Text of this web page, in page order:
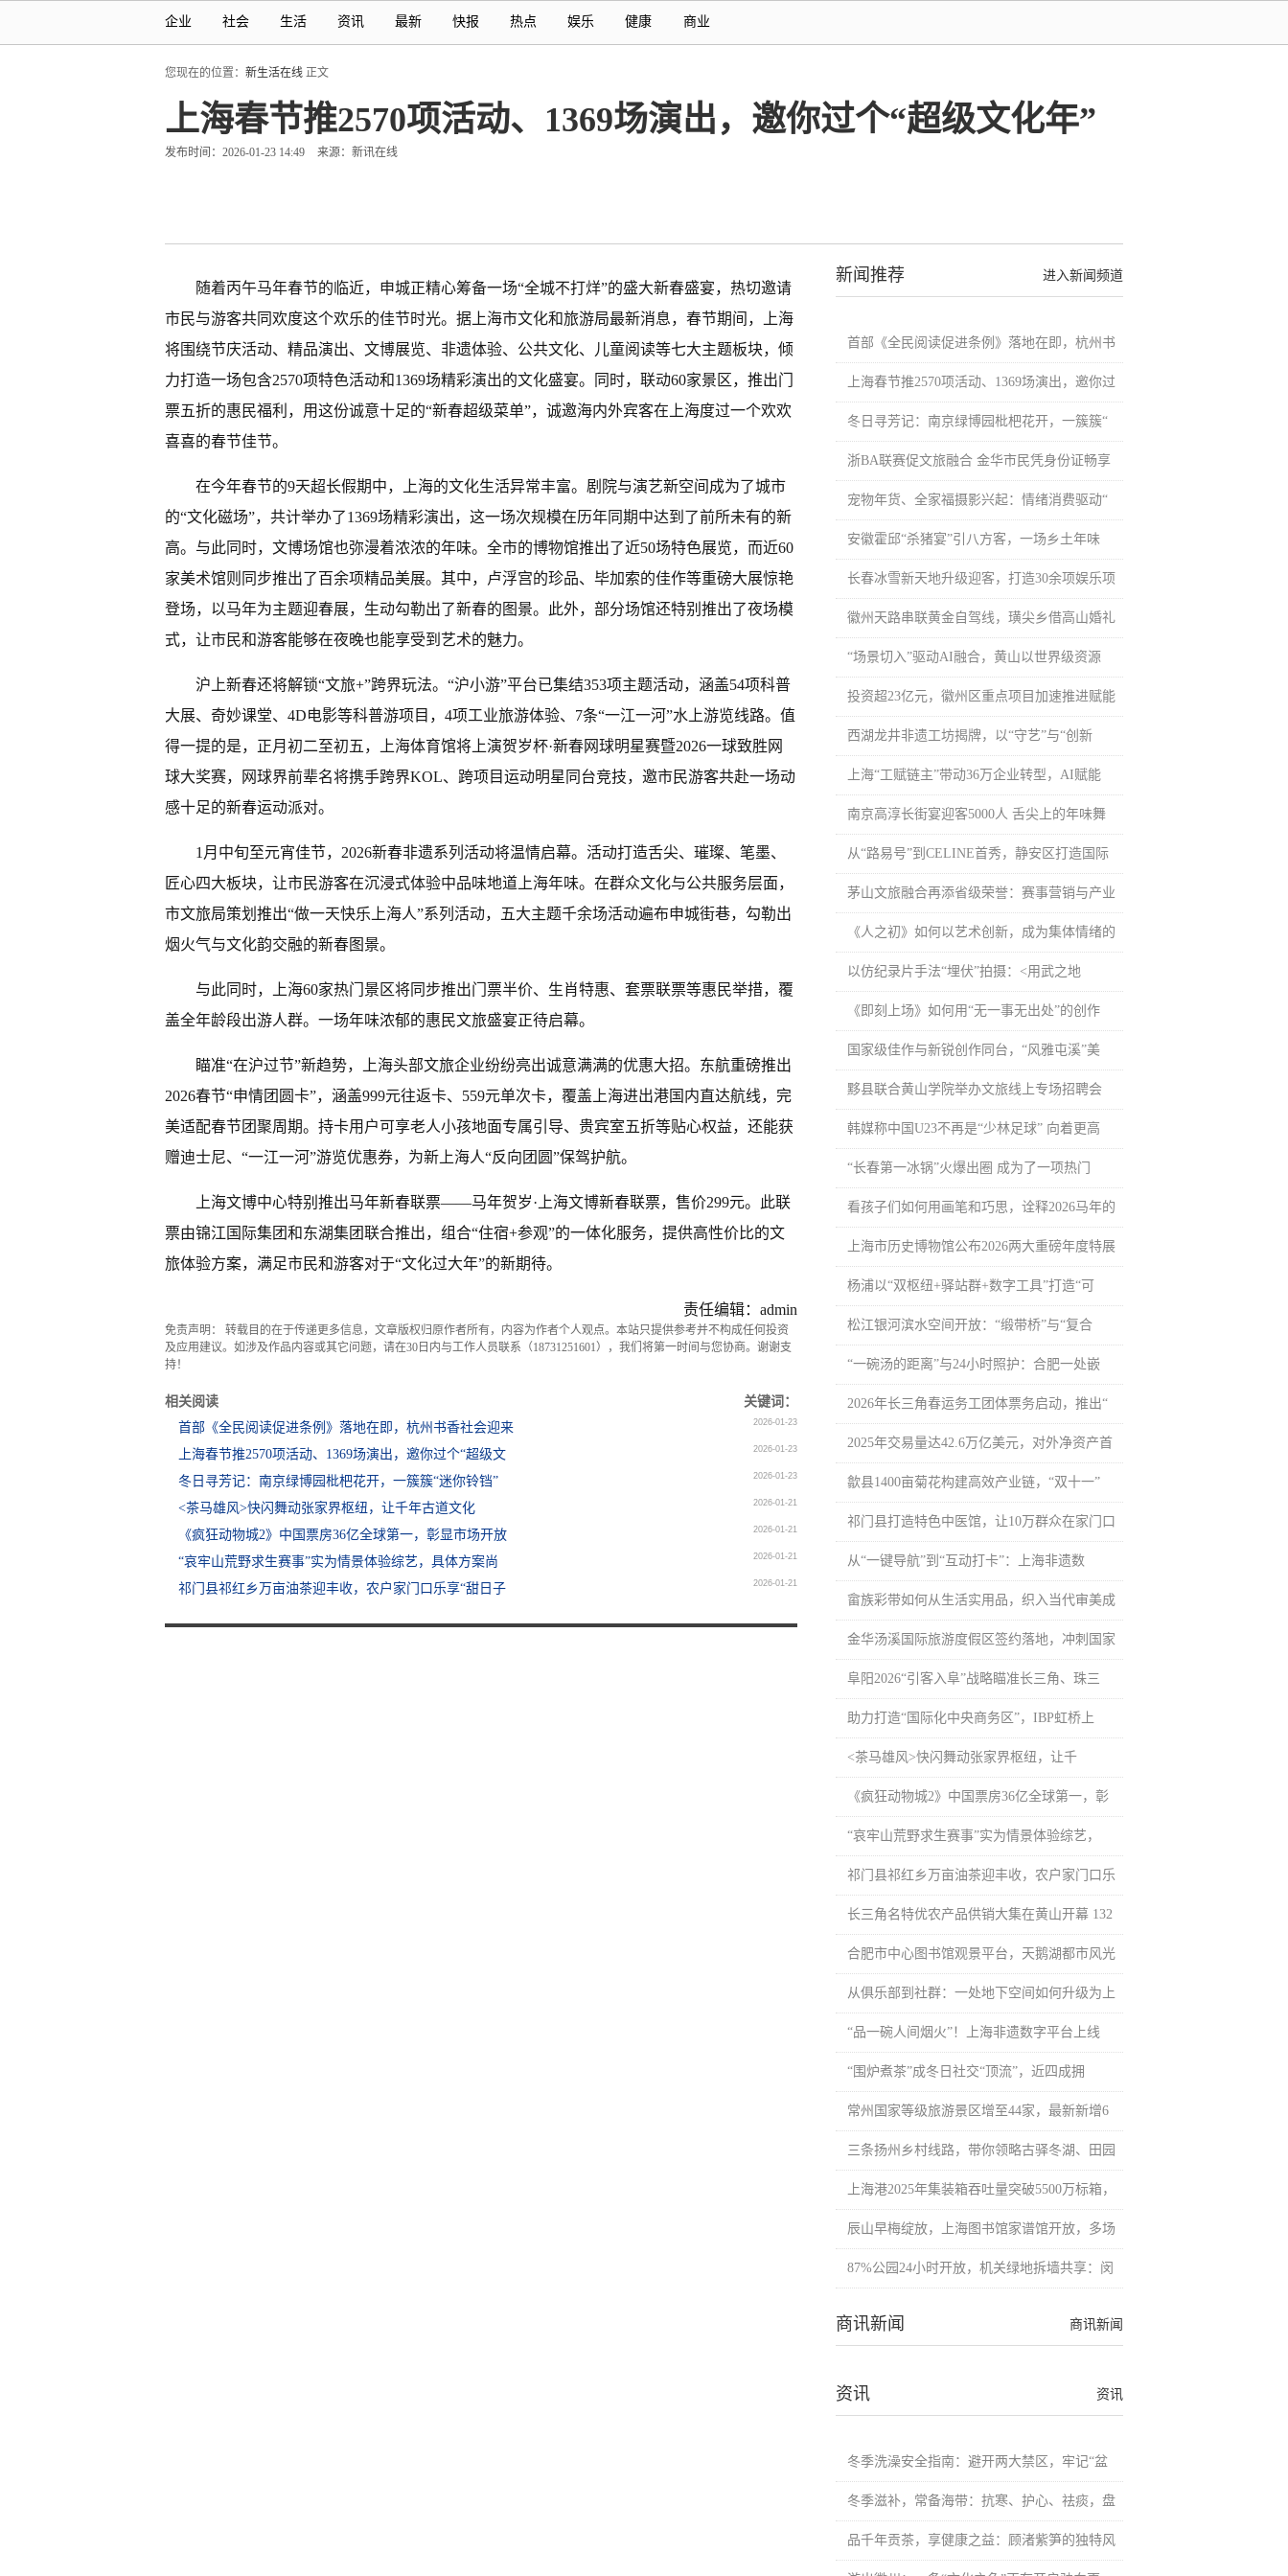
企业 社会 生活 资讯 最新 快报 热点 娱乐 健康 商业
您现在的位置： 新生活在线 正文
上海春节推2570项活动、1369场演出，邀你过个“超级文化年”
发布时间：2026-01-23 14:49 来源：新讯在线
随着丙午马年春节的临近，申城正精心筹备一场“全城不打烊”的盛大新春盛宴，热切邀请
市民与游客共同欢度这个欢乐的佳节时光。据上海市文化和旅游局最新消息，春节期间，上海
将围绕节庆活动、精品演出、文博展览、非遗体验、公共文化、儿童阅读等七大主题板块，倾
力打造一场包含2570项特色活动和1369场精彩演出的文化盛宴。同时，联动60家景区，推出门
票五折的惠民福利，用这份诚意十足的“新春超级菜单”，诚邀海内外宾客在上海度过一个欢欢
喜喜的春节佳节。
在今年春节的9天超长假期中，上海的文化生活异常丰富。剧院与演艺新空间成为了城市
的“文化磁场”，共计举办了1369场精彩演出，这一场次规模在历年同期中达到了前所未有的新
高。与此同时，文博场馆也弥漫着浓浓的年味。全市的博物馆推出了近50场特色展览，而近60
家美术馆则同步推出了百余项精品美展。其中，卢浮宫的珍品、毕加索的佳作等重磅大展惊艳
登场，以马年为主题迎春展，生动勾勒出了新春的图景。此外，部分场馆还特别推出了夜场模
式，让市民和游客能够在夜晚也能享受到艺术的魅力。
沪上新春还将解锁“文旅+”跨界玩法。“沪小游”平台已集结353项主题活动，涵盖54项科普
大展、奇妙课堂、4D电影等科普游项目，4项工业旅游体验、7条“一江一河”水上游览线路。值
得一提的是，正月初二至初五，上海体育馆将上演贺岁杯·新春网球明星赛暨2026一球致胜网
球大奖赛，网球界前辈名将携手跨界KOL、跨项目运动明星同台竞技，邀市民游客共赴一场动
感十足的新春运动派对。
1月中旬至元宵佳节，2026新春非遗系列活动将温情启幕。活动打造舌尖、璀璨、笔墨、
匠心四大板块，让市民游客在沉浸式体验中品味地道上海年味。在群众文化与公共服务层面，
市文旅局策划推出“做一天快乐上海人”系列活动，五大主题千余场活动遍布申城街巷，勾勒出
烟火气与文化韵交融的新春图景。
与此同时，上海60家热门景区将同步推出门票半价、生肖特惠、套票联票等惠民举措，覆
盖全年龄段出游人群。一场年味浓郁的惠民文旅盛宴正待启幕。
瞄准“在沪过节”新趋势，上海头部文旅企业纷纷亮出诚意满满的优惠大招。东航重磅推出
2026春节“申情团圆卡”，涵盖999元往返卡、559元单次卡，覆盖上海进出港国内直达航线，完
美适配春节团聚周期。持卡用户可享老人小孩地面专属引导、贵宾室五折等贴心权益，还能获
赠迪士尼、“一江一河”游览优惠券，为新上海人“反向团圆”保驾护航。
上海文博中心特别推出马年新春联票——马年贺岁·上海文博新春联票，售价299元。此联
票由锦江国际集团和东湖集团联合推出，组合“住宿+参观”的一体化服务，提供高性价比的文
旅体验方案，满足市民和游客对于“文化过大年”的新期待。
责任编辑：admin
免责声明： 转载目的在于传递更多信息，文章版权归原作者所有，内容为作者个人观点。本站只提供参考并不构成任何投资
及应用建议。如涉及作品内容或其它问题，请在30日内与工作人员联系（18731251601），我们将第一时间与您协商。谢谢支
持！
相关阅读
关键词：
首部《全民阅读促进条例》落地在即，杭州书香社会迎来
2026-01-23
上海春节推2570项活动、1369场演出，邀你过个“超级文 2026-01-23
冬日寻芳记：南京绿博园枇杷花开，一簇簇“迷你铃铛” 2026-01-23
<茶马雄风>快闪舞动张家界枢纽，让千年古道文化 2026-01-21
《疯狂动物城2》中国票房36亿全球第一，彰显市场开放 2026-01-21
“哀牢山荒野求生赛事”实为情景体验综艺，具体方案尚 2026-01-21
祁门县祁红乡万亩油茶迎丰收，农户家门口乐享“甜日子 2026-01-21
进入新闻频道
新闻推荐
首部《全民阅读促进条例》落地在即，杭州书
上海春节推2570项活动、1369场演出，邀你过
冬日寻芳记：南京绿博园枇杷花开，一簇簇“
浙BA联赛促文旅融合 金华市民凭身份证畅享
宠物年货、全家福摄影兴起：情绪消费驱动“
安徽霍邱“杀猪宴”引八方客，一场乡土年味
长春冰雪新天地升级迎客，打造30余项娱乐项
徽州天路串联黄金自驾线，璜尖乡借高山婚礼
“场景切入”驱动AI融合，黄山以世界级资源
投资超23亿元，徽州区重点项目加速推进赋能
西湖龙井非遗工坊揭牌，以“守艺”与“创新
上海“工赋链主”带动36万企业转型，AI赋能
南京高淳长街宴迎客5000人 舌尖上的年味舞
从“路易号”到CELINE首秀，静安区打造国际
茅山文旅融合再添省级荣誉：赛事营销与产业
《人之初》如何以艺术创新，成为集体情绪的
以仿纪录片手法“埋伏”拍摄：<用武之地
《即刻上场》如何用“无一事无出处”的创作
国家级佳作与新锐创作同台，“风雅屯溪”美
黟县联合黄山学院举办文旅线上专场招聘会
韩媒称中国U23不再是“少林足球” 向着更高
“长春第一冰锅”火爆出圈 成为了一项热门
看孩子们如何用画笔和巧思，诠释2026马年的
上海市历史博物馆公布2026两大重磅年度特展
杨浦以“双枢纽+驿站群+数字工具”打造“可
松江银河滨水空间开放：“缎带桥”与“复合
“一碗汤的距离”与24小时照护：合肥一处嵌
2026年长三角春运务工团体票务启动，推出“
2025年交易量达42.6万亿美元，对外净资产首
歙县1400亩菊花构建高效产业链，“双十一”
祁门县打造特色中医馆，让10万群众在家门口
从“一键导航”到“互动打卡”：上海非遗数
畲族彩带如何从生活实用品，织入当代审美成
金华汤溪国际旅游度假区签约落地，冲刺国家
阜阳2026“引客入阜”战略瞄准长三角、珠三
助力打造“国际化中央商务区”，IBP虹桥上
<茶马雄风>快闪舞动张家界枢纽，让千
《疯狂动物城2》中国票房36亿全球第一，彰
“哀牢山荒野求生赛事”实为情景体验综艺，
祁门县祁红乡万亩油茶迎丰收，农户家门口乐
长三角名特优农产品供销大集在黄山开幕 132
合肥市中心图书馆观景平台，天鹅湖都市风光
从俱乐部到社群：一处地下空间如何升级为上
“品一碗人间烟火”！上海非遗数字平台上线
“围炉煮茶”成冬日社交“顶流”，近四成拥
常州国家等级旅游景区增至44家，最新新增6
三条扬州乡村线路，带你领略古驿冬湖、田园
上海港2025年集装箱吞吐量突破5500万标箱，
辰山早梅绽放，上海图书馆家谱馆开放，多场
87%公园24小时开放，机关绿地拆墙共享：闵
商讯新闻
商讯新闻
资讯
资讯
冬季洗澡安全指南：避开两大禁区，牢记“盆
冬季滋补，常备海带：抗寒、护心、祛痰，盘
品千年贡茶，享健康之益：顾渚紫笋的独特风